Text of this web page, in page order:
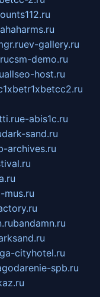
ev-gallery.ru
csm-demo.ru
allseo-host.ru
e-abis1c.ru
dark-sand.ru
archives.ru
mus.ru
bandamn.ru
cityhotel.ru
spb.ru